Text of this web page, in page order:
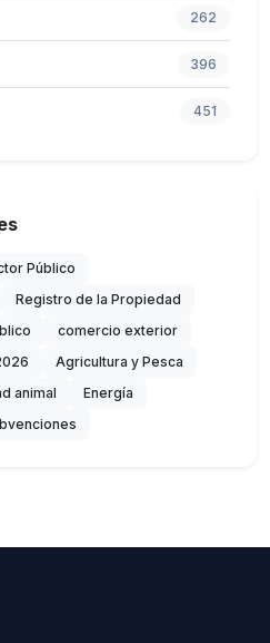
262
396
451
Público
Registro de la Propiedad
comercio exterior
Agricultura y Pesca
animal
Energía